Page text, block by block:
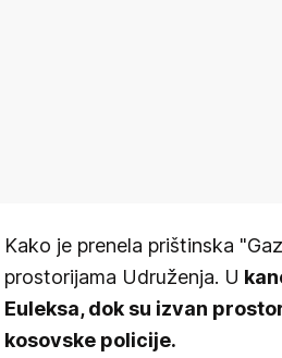
Kako je prenela prištinska
prostorijama Udruženja. U
Euleksa, dok su izvan
kosovske policije.